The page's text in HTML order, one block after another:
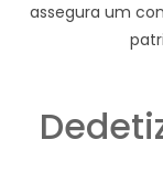
assegura um